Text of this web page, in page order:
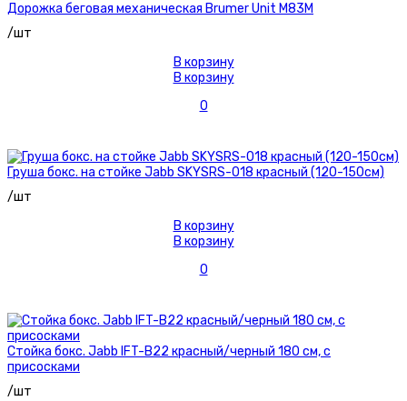
Дорожка беговая механическая Brumer Unit M83M
/шт
В корзину
В корзину
0
Груша бокс. на стойке Jabb SKYSRS-018 красный (120-150см)
/шт
В корзину
В корзину
0
Стойка бокс. Jabb IFT-B22 красный/черный 180 см, с
присосками
/шт